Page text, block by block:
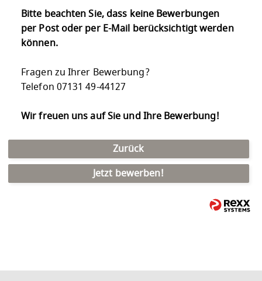
Bitte beachten Sie, dass keine Bewerbungen
per Post oder per E-Mail berücksichtigt werden
können.
Fragen zu Ihrer Bewerbung?
Telefon 07131 49-44127
Wir freuen uns auf Sie und Ihre Bewerbung!
Zurück
Jetzt bewerben!